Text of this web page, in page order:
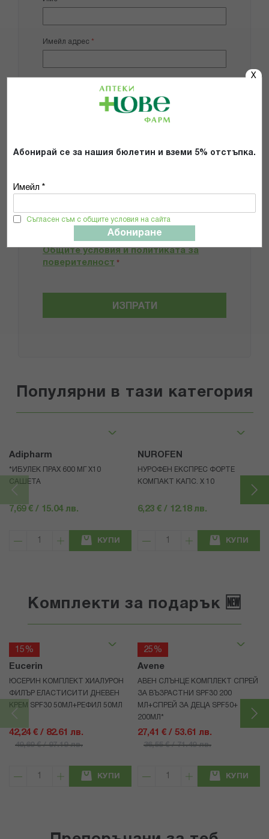
X
Абонирай се за нашия бюлетин и вземи 5% отстъпка.
Имейл *
Съгласен съм с общите условия на сайта
Абониране
Имейл адрес
Препоръчвам продукта
Прочетох и се съгласявам с
Общите условия и политиката за
поверителност *
ИЗПРАТИ
Популярни в тази категория
Adipharm
*ИБУЛЕК ПРАХ 600 МГ X10
САШЕТА
7,69 € / 15.04 лв.
КУПИ
NUROFEN
НУРОФЕН ЕКСПРЕС ФОРТЕ
КОМПАКТ КАПС. X 10
6,23 € / 12.18 лв.
КУПИ
Комплекти за подарък 🆕
15%
Eucerin
ЮСЕРИН КОМПЛЕКТ ХИАЛУРОН
ФИЛЪР ЕЛАСТИСИТИ ДНЕВЕН
КРЕМ SPF30 50МЛ+РЕФИЛ 50МЛ
42,24 € / 82.61 лв.
49,69 € / 97.19 лв.
КУПИ
25%
Avene
АВЕН СЛЪНЦЕ КОМПЛЕКТ СПРЕЙ
ЗА ВЪЗРАСТНИ SPF30 200
МЛ+СПРЕЙ ЗА ДЕЦА SPF50+
200МЛ*
27,41 € / 53.61 лв.
36,55 € / 71.49 лв.
КУПИ